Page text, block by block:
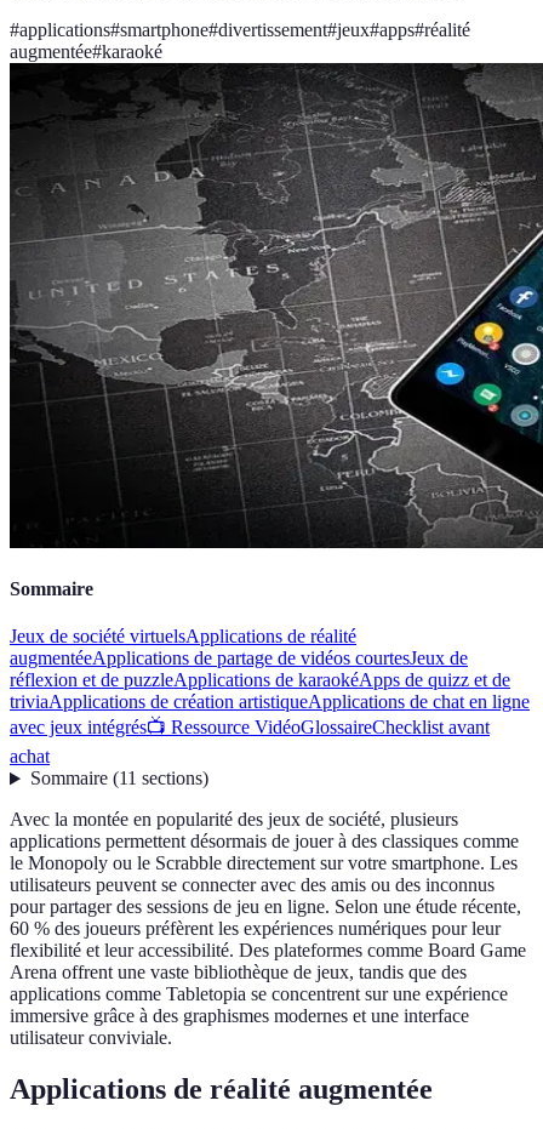
#applications#smartphone#divertissement#jeux#apps#réalité
augmentée#karaoké
Sommaire
Jeux de société virtuelsApplications de réalité
augmentéeApplications de partage de vidéos courtesJeux de
réflexion et de puzzleApplications de karaokéApps de quizz et de
triviaApplications de création artistiqueApplications de chat en ligne
avec jeux intégrés📺 Ressource VidéoGlossaireChecklist avant
achat
Sommaire(11 sections)
Avec la montée en popularité des jeux de société, plusieurs
applications permettent désormais de jouer à des classiques comme
le Monopoly ou le Scrabble directement sur votre smartphone. Les
utilisateurs peuvent se connecter avec des amis ou des inconnus
pour partager des sessions de jeu en ligne. Selon une étude récente,
60 % des joueurs préfèrent les expériences numériques pour leur
flexibilité et leur accessibilité. Des plateformes comme Board Game
Arena offrent une vaste bibliothèque de jeux, tandis que des
applications comme Tabletopia se concentrent sur une expérience
immersive grâce à des graphismes modernes et une interface
utilisateur conviviale.
Applications de réalité augmentée